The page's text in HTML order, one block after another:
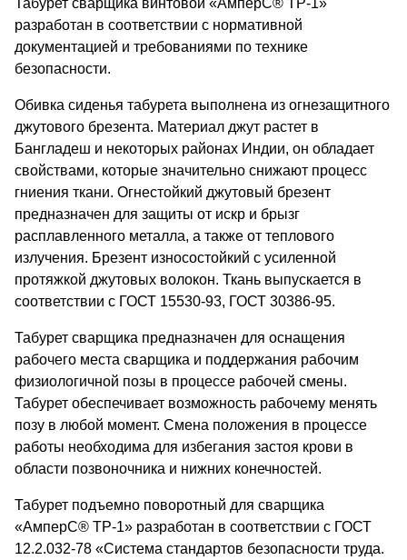
разработан в соответствии с нормативной
документацией и требованиями по технике
безопасности.
Обивка сиденья табурета выполнена из огнезащитного
джутового брезента. Материал джут растет в
Бангладеш и некоторых районах Индии, он обладает
свойствами, которые значительно снижают процесс
гниения ткани. Огнестойкий джутовый брезент
предназначен для защиты от искр и брызг
расплавленного металла, а также от теплового
излучения. Брезент износостойкий с усиленной
протяжкой джутовых волокон. Ткань выпускается в
соответствии с ГОСТ 15530-93, ГОСТ 30386-95.
Табурет сварщика предназначен для оснащения
рабочего места сварщика и поддержания рабочим
физиологичной позы в процессе рабочей смены.
Табурет обеспечивает возможность рабочему менять
позу в любой момент. Смена положения в процессе
работы необходима для избегания застоя крови в
области позвоночника и нижних конечностей.
Табурет подъемно поворотный для сварщика
«АмперС® ТР-1» разработан в соответствии с ГОСТ
12.2.032-78 «Система стандартов безопасности труда.